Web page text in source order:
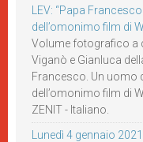
LEV: “Papa
dell’omonimo film di
Volume fotografico a
Viganò e Gianluca
Francesco. Un uomo
dell’omonimo film di
ZENIT - Italiano.
Lunedì 4 gennaio